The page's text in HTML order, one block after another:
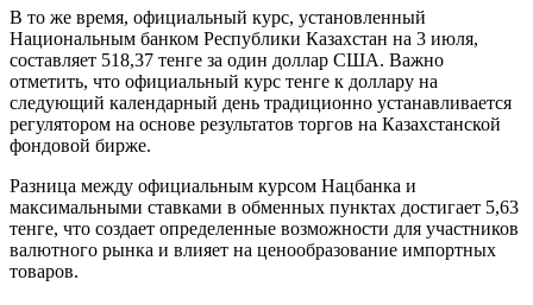
В то же время, официальный курс, установленный
Национальным банком Республики Казахстан на 3 июля,
составляет 518,37 тенге за один доллар США. Важно
отметить, что официальный курс тенге к доллару на
следующий календарный день традиционно устанавливается
регулятором на основе результатов торгов на Казахстанской
фондовой бирже.
Разница между официальным курсом Нацбанка и
максимальными ставками в обменных пунктах достигает 5,63
тенге, что создает определенные возможности для участников
валютного рынка и влияет на ценообразование импортных
товаров.